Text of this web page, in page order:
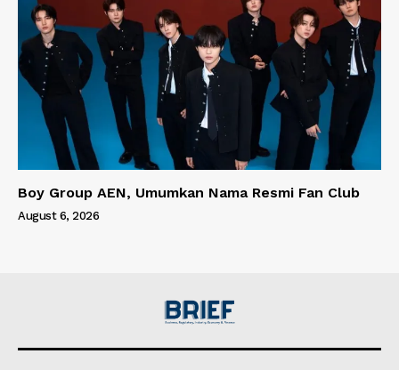
Boy Group AEN, Umumkan Nama Resmi Fan Club
August 6, 2026